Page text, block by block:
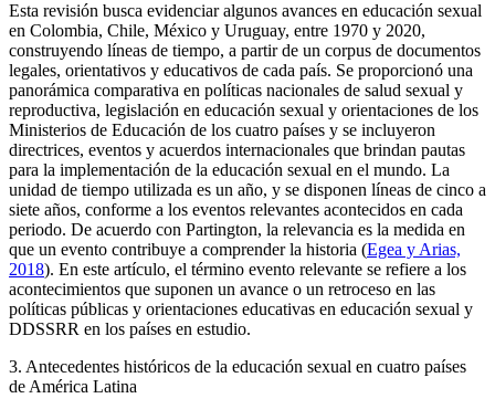
Esta revisión busca evidenciar algunos avances en educación sexual
en Colombia, Chile, México y Uruguay, entre 1970 y 2020,
construyendo líneas de tiempo, a partir de un corpus de documentos
legales, orientativos y educativos de cada país. Se proporcionó una
panorámica comparativa en políticas nacionales de salud sexual y
reproductiva, legislación en educación sexual y orientaciones de los
Ministerios de Educación de los cuatro países y se incluyeron
directrices, eventos y acuerdos internacionales que brindan pautas
para la implementación de la educación sexual en el mundo. La
unidad de tiempo utilizada es un año, y se disponen líneas de cinco a
siete años, conforme a los eventos relevantes acontecidos en cada
periodo. De acuerdo con Partington, la relevancia es la medida en
que un evento contribuye a comprender la historia (Egea y Arias,
2018). En este artículo, el término evento relevante se refiere a los
acontecimientos que suponen un avance o un retroceso en las
políticas públicas y orientaciones educativas en educación sexual y
DDSSRR en los países en estudio.
3. Antecedentes históricos de la educación sexual en cuatro países
de América Latina